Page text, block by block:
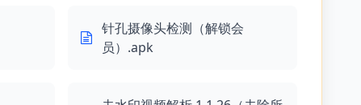
针孔摄像头检测（解锁会
员）.apk